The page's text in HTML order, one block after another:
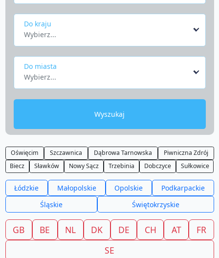
Do kraju
Wybierz...
Do miasta
Wybierz...
Wyszukaj
Oświęcim Szczawnica Dąbrowa Tarnowska
Piwniczna Zdrój
Biecz
Sławków Nowy Sącz Trzebinia Dobczyce Sułkowice
Łódzkie Małopolskie Opolskie
Podkarpackie
Śląskie
Świętokrzyskie
GB BE NL DK DE CH AT
FR
SE